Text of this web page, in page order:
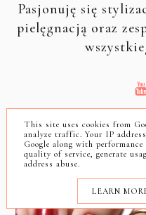
Pasjonuję się
pielęgnacją oraz
This site uses cookies from
analyze traffic. Your IP
Google along with
quality of service, generate
address abuse.
LEARN